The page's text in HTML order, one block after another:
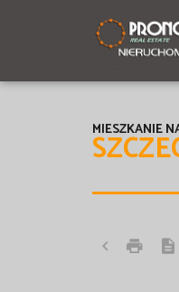
MIESZKANIE